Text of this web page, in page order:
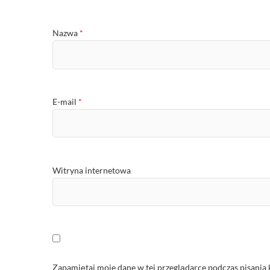
Nazwa *
E-mail *
Witryna internetowa
Zapamiętaj moje dane w tej przeglądarce podczas